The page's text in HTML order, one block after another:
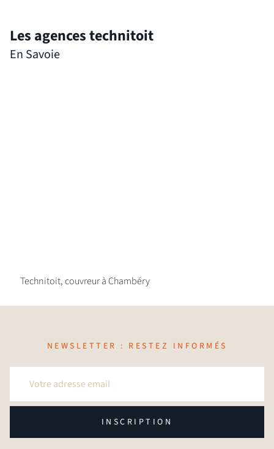
Les agences technitoit
En Savoie
Technitoit, couvreur à Chambéry
NEWSLETTER : RESTEZ INFORMÉS
INSCRIPTION